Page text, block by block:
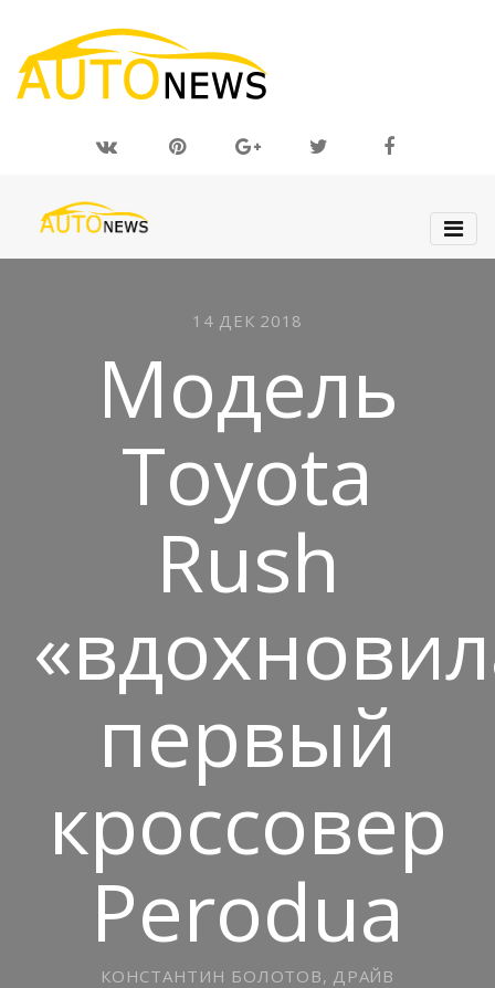
14 ДЕК 2018
Модель
Toyota
Rush
первый
кроссовер
Perodua
КОНСТАНТИН БОЛОТОВ, ДРАЙВ